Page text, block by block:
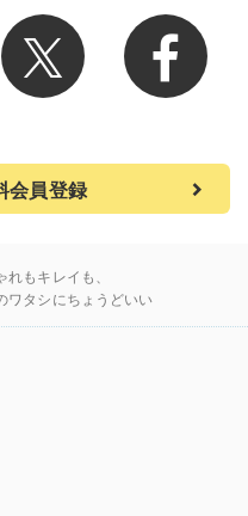
会員登録
れもキレイも、
ワタシにちょうどいい